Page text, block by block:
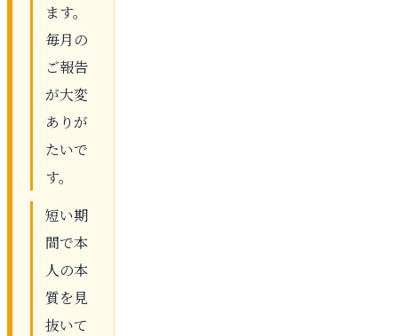
ます。
毎月の
ご報告
が大変
ありが
たいで
す。
短い期
間で本
人の本
質を見
抜いて